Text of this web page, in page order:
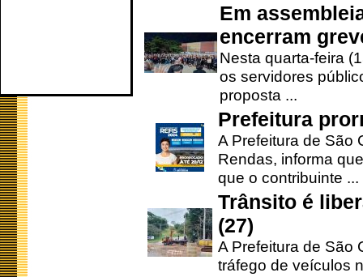
Em
encerram
Nesta quarta-feira
os servidores
proposta ...
Prefeitura
A Prefeitura de São
Rendas, informa
que o contribuinte ...
Trânsito é
(27)
A Prefeitura de São
tráfego de veículos